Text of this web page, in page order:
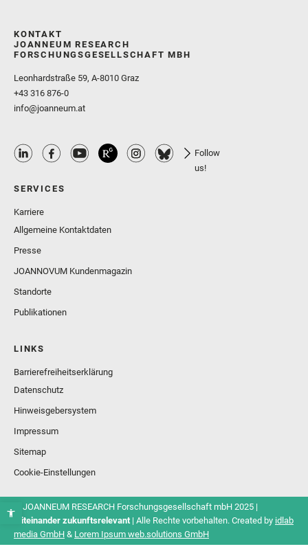
KONTAKT
JOANNEUM RESEARCH
FORSCHUNGSGESELLSCHAFT MBH
Leonhardstraße 59, A-8010 Graz
+43 316 876-0
info@joanneum.at
Follow
us!
SERVICES
Karriere
Allgemeine Kontaktdaten
Presse
JOANNOVUM Kundenmagazin
Standorte
Publikationen
LINKS
Barrierefreiheitserklärung
Datenschutz
Hinweisgebersystem
Impressum
Sitemap
Cookie-Einstellungen
© JOANNEUM RESEARCH Forschungsgesellschaft mbH 2025 |
Miteinander zukunftsrelevant| Alle Rechte vorbehalten. Created by idlab
media GmbH & Lorem Ipsum web.solutions GmbH